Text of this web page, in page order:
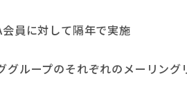
員に対して隔年で実施
ループのそれぞれのメーリン